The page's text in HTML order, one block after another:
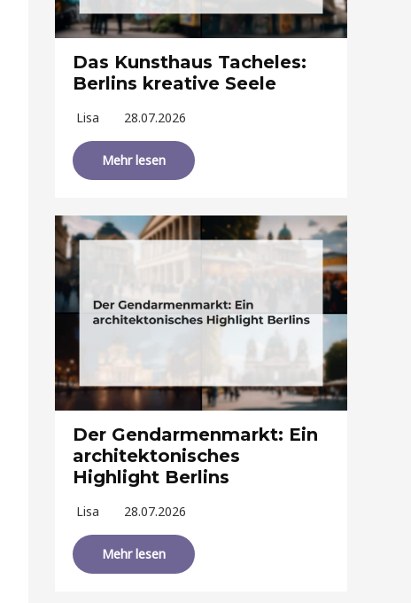
Das Kunsthaus Tacheles:
Berlins kreative Seele
Lisa 28.07.2026
Mehr lesen
Der Gendarmenmarkt: Ein
architektonisches
Highlight Berlins
Lisa 28.07.2026
Mehr lesen